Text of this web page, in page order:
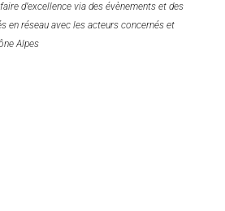
d’excellence via des évènements et des
en réseau avec les acteurs concernés et
Alpes